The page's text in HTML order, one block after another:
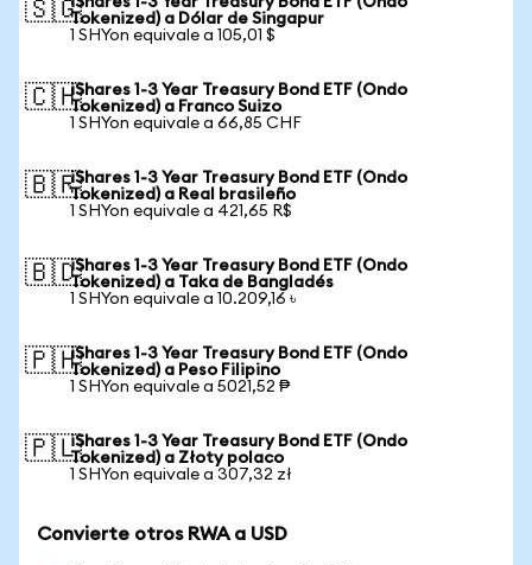
🇸🇬Tokenized) a Dólar de Singapur
1 SHYon equivale a 105,01 $
🇨🇭iShares 1-3 Year Treasury Bond ETF (Ondo
Tokenized) a Franco Suizo
1 SHYon equivale a 66,85 CHF
🇧🇷iShares 1-3 Year Treasury Bond ETF (Ondo
Tokenized) a Real brasileño
1 SHYon equivale a 421,65 R$
🇧🇩iShares 1-3 Year Treasury Bond ETF (Ondo
Tokenized) a Taka de Bangladés
1 SHYon equivale a 10.209,16 ৳
🇵🇭iShares 1-3 Year Treasury Bond ETF (Ondo
Tokenized) a Peso Filipino
1 SHYon equivale a 5021,52 ₱
🇵🇱iShares 1-3 Year Treasury Bond ETF (Ondo
Tokenized) a Złoty polaco
1 SHYon equivale a 307,32 zł
Convierte otros RWA a USD